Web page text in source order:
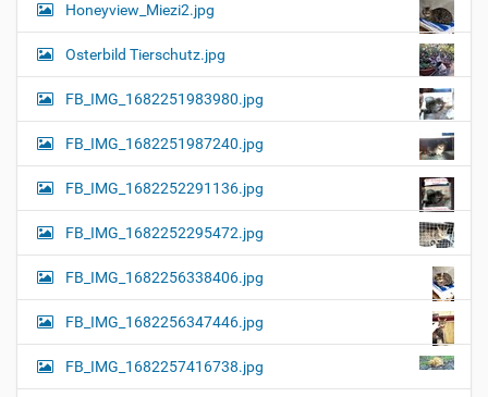
Honeyview_Miezi2.jpg
Osterbild Tierschutz.jpg
FB_IMG_1682251983980.jpg
FB_IMG_1682251987240.jpg
FB_IMG_1682252291136.jpg
FB_IMG_1682252295472.jpg
FB_IMG_1682256338406.jpg
FB_IMG_1682256347446.jpg
FB_IMG_1682257416738.jpg